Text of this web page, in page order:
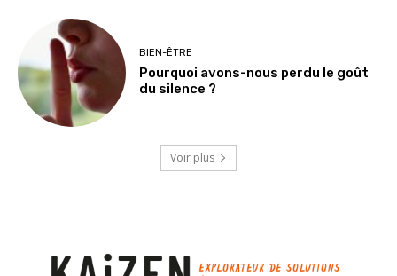
BIEN-ÊTRE
Pourquoi avons-nous perdu le goût
du silence ?
Voir plus